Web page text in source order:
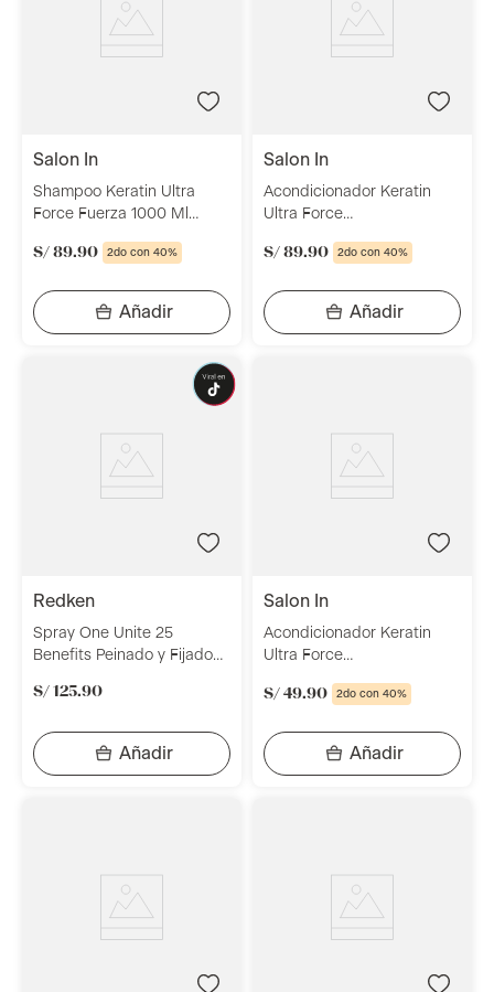
salon in
Shampoo Keratin Ultra
Force Fuerza 1000 Ml
S/ 89.90 2do con 40%
salon in
Acondicionador Keratin
Ultra Force
Reconstrucción 1000 Ml
S/ 89.90 2do con 40%
redken
Spray One Unite 25
Benefits Peinado y Fijado
S/ 125.90
salon in
Acondicionador Keratin
Ultra Force
Reconstrucción 300 Ml
S/ 49.90 2do con 40%